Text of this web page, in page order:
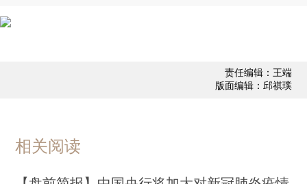
责任编辑：王端
版面编辑：邱祺璞
相关阅读